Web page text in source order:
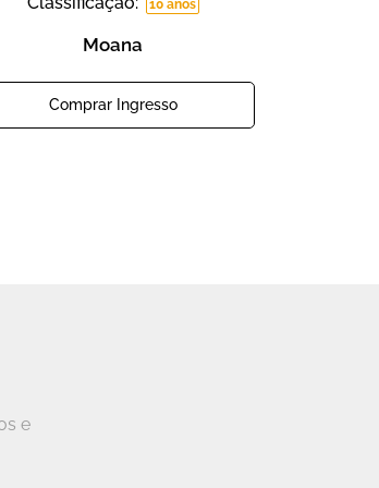
10 anos
Moana
Comprar Ingresso
e